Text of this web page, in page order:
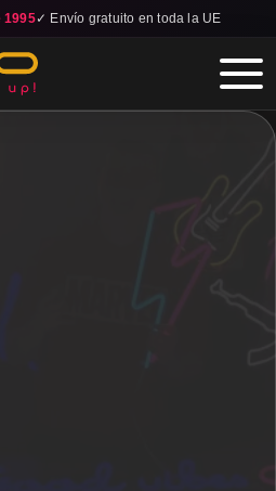
✓ Envío gratuito en toda la UE